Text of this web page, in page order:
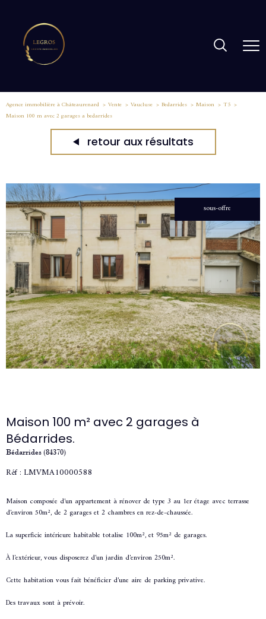
Agence immobilière à Châteaurenard Vente Vaucluse Bedarrides Maison
T5
Maison 100 m avec 2 garages a bedarrides
retour aux résultats
sous-offre
Maison 100 m² avec 2 garages à
Bédarrides.
Bédarrides (84370)
Réf : LMVMA10000588
Maison composée d'un appartement à rénover de type 3 au 1er étage avec terrasse
d'environ 50m², de 2 garages et 2 chambres en rez-de-chaussée.
La superficie intérieure habitable totalise 100m², et 95m² de garages.
À l'extérieur, vous disposerez d'un jardin d'environ 250m².
Cette habitation vous fait bénéficier d'une aire de parking privative.
Des travaux sont à prévoir.